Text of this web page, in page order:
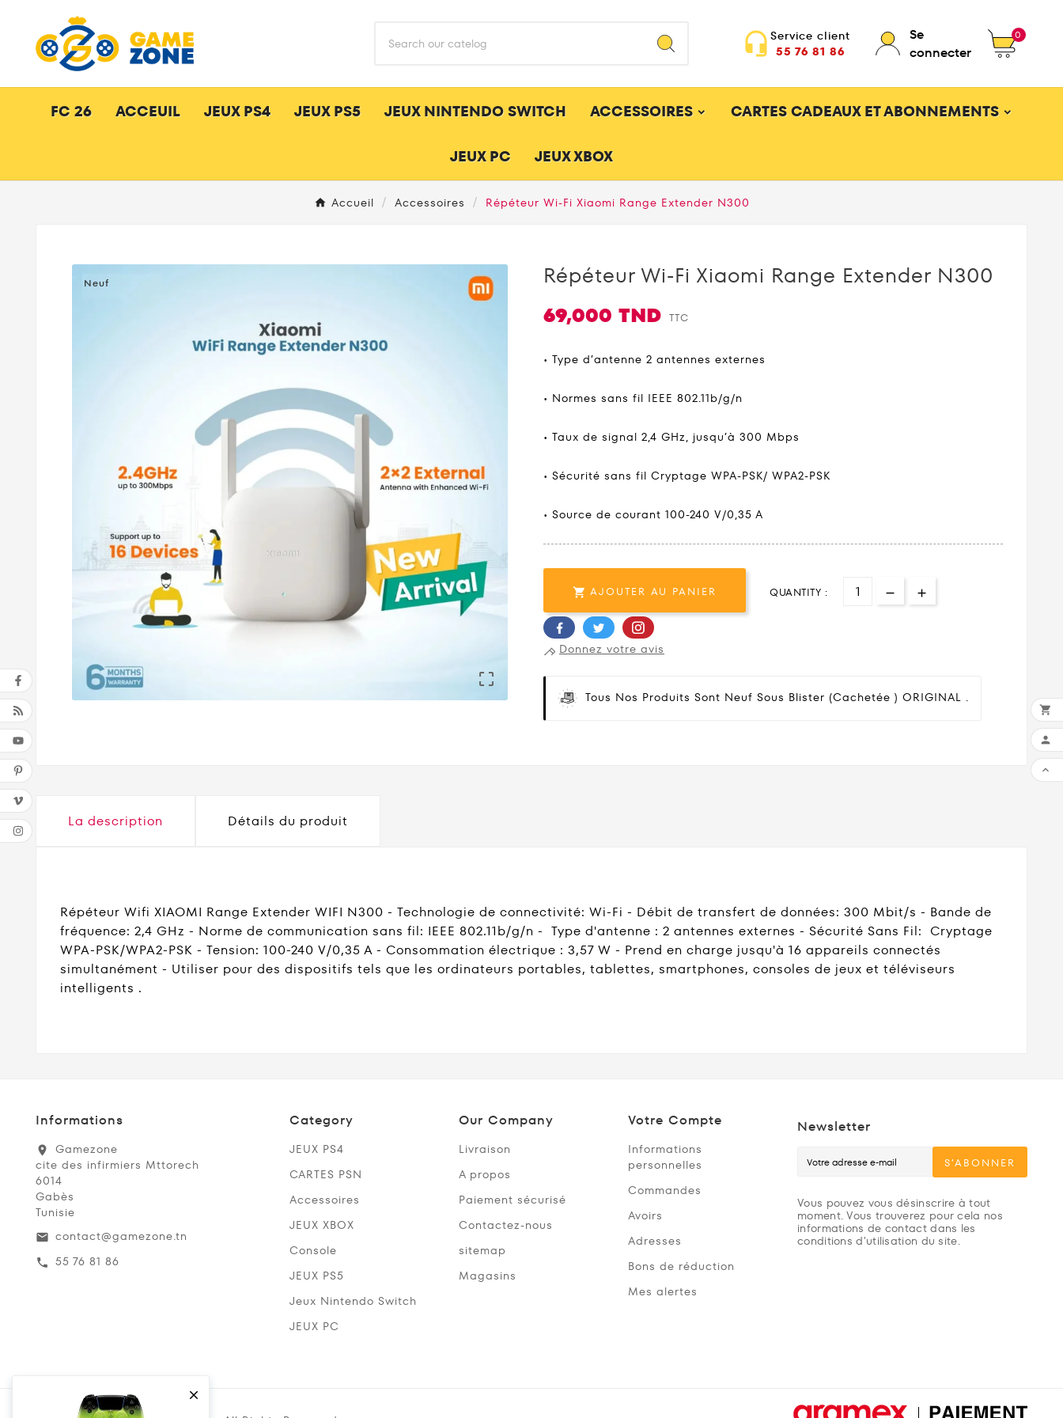

headset_mic Service client
55 76 81 86
Se
connecter
0
FC 26 ACCEUIL JEUX PS4 JEUX PS5 JEUX NINTENDO SWITCH ACCESSOIRES CARTES CADEAUX ET ABONNEMENTS
JEUX PC JEUX XBOX
Accueil Accessoires Répéteur Wi-Fi Xiaomi Range Extender N300
Neuf

Répéteur Wi-Fi Xiaomi Range Extender N300
69,000 TND TTC
• Type d’antenne 2 antennes externes
• Normes sans fil IEEE 802.11b/g/n
• Taux de signal 2,4 GHz, jusqu’à 300 Mbps
• Sécurité sans fil Cryptage WPA-PSK/ WPA2-PSK
• Source de courant 100-240 V/0,35 A
 AJOUTER AU PANIER QUANTITY :
Donnez votre avis
Tous Nos Produits Sont Neuf Sous Blister (cachetée ) ORIGINAL .
La description Détails du produit
Répéteur Wifi XIAOMI Range Extender WIFI N300 - Technologie de connectivité: Wi-Fi - Débit de transfert de données: 300 Mbit/s - Bande de
fréquence: 2,4 GHz - Norme de communication sans fil: IEEE 802.11b/g/n - Type d'antenne : 2 antennes externes - Sécurité Sans Fil: Cryptage
WPA-PSK/WPA2-PSK - Tension: 100-240 V/0,35 A - Consommation électrique : 3,57 W - Prend en charge jusqu'à 16 appareils connectés
simultanément - Utiliser pour des dispositifs tels que les ordinateurs portables, tablettes, smartphones, consoles de jeux et téléviseurs
intelligents .
Informations
location_on
Gamezone
cite des infirmiers Mttorech
6014
Gabès
Tunisie
email contact@gamezone.tn
call 55 76 81 86
Category
JEUX PS4
CARTES PSN
Accessoires
JEUX XBOX
Console
JEUX PS5
Jeux Nintendo Switch
JEUX PC
Our Company
Livraison
A propos
Paiement sécurisé
Contactez-nous
sitemap
Magasins
Votre Compte
Informations
personnelles
Commandes
Avoirs
Adresses
Bons de réduction
Mes alertes
Newsletter
S’ABONNER
Vous pouvez vous désinscrire à tout
moment. Vous trouverez pour cela nos
informations de contact dans les
conditions d'utilisation du site.


